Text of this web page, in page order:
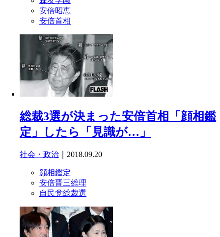
安倍昭恵
安倍首相
総裁3選が決まった安倍首相「顔相鑑
定」したら「見識が…」
社会・政治 ｜2018.09.20
顔相鑑定
安倍晋三総理
自民党総裁選